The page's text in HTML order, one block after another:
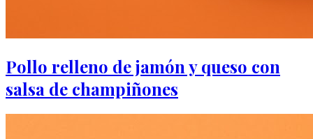
Pollo relleno de jamón y queso con
salsa de champiñones